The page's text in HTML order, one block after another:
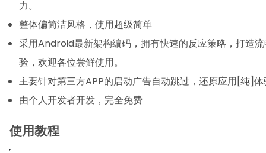
力。
整体偏简洁风格，使用超级简单
采用Android最新架构编码，拥有快速的反应策略，打造
验，欢迎各位尝鲜使用。
主要针对第三方APP的启动广告自动跳过，还原应用[纯]体
由个人开发者开发，完全免费
使用教程